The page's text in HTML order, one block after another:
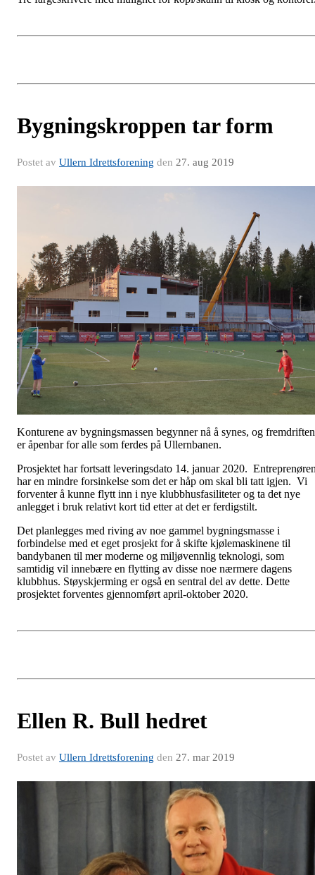
Bygningskroppen tar form
Postet av Ullern Idrettsforening den 27. aug 2019
Konturene av bygningsmassen begynner nå å synes, og fremdriften
er åpenbar for alle som ferdes på Ullernbanen.
Prosjektet har fortsatt leveringsdato 14. januar 2020.
har en mindre forsinkelse som det er håp om skal bli tatt igjen. Vi
forventer å kunne flytt inn i nye klubbhusfasiliteter og ta det nye
anlegget i bruk relativt kort tid etter at det er ferdigstilt.
Det planlegges med riving av noe gammel bygningsmasse i
forbindelse med et eget prosjekt for å skifte kjølemaskinene til
bandybanen til mer moderne og miljøvennlig teknologi, som
samtidig vil innebære en flytting av disse noe nærmere dagens
klubbhus. Støyskjerming er også en sentral del av dette. Dette
prosjektet forventes gjennomført april-oktober 2020.
Ellen R. Bull hedret
Postet av Ullern Idrettsforening den 27. mar 2019